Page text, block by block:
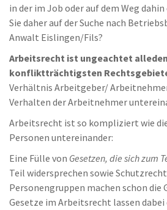
in der im Job oder auf dem Weg dahin
Sie daher auf der Suche nach
Anwalt Eislingen/Fils?
Arbeitsrecht ist ungeachtet
konfliktträchtigsten
Verhältnis Arbeitgeber/
Verhalten der Arbeitnehmer
Arbeitsrecht ist so kompliziert wie
Personen untereinander:
Eine Fülle von Gesetzen, die sich zum
Teil widersprechen sowie
Personengruppen machen schon die
Gesetze im Arbeitsrecht lassen